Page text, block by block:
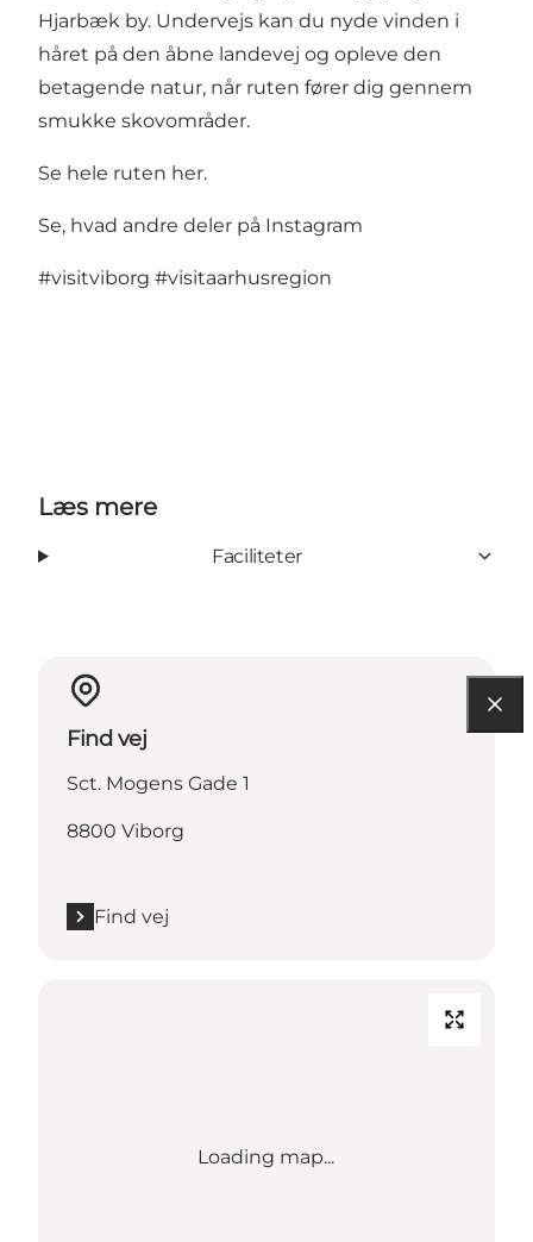
Hjarbæk by. Undervejs kan du nyde vinden i
håret på den åbne landevej og opleve den
betagende natur, når ruten fører dig gennem
smukke skovområder.
Se hele ruten her.
Se, hvad andre deler på Instagram
#visitviborg #visitaarhusregion
Læs mere
Faciliteter
Find vej
Sct. Mogens Gade 1
8800 Viborg
Find vej
Loading map...